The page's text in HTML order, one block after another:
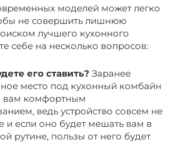
моделей может легко
не совершить лишнюю
лучшего кухонного
себе на несколько вопросов:
его ставить? Заранее
место под кухонный комбайн
вам комфортным
ведь устройство совсем не
и если оно будет мешать вам в
рутине, пользы от него будет